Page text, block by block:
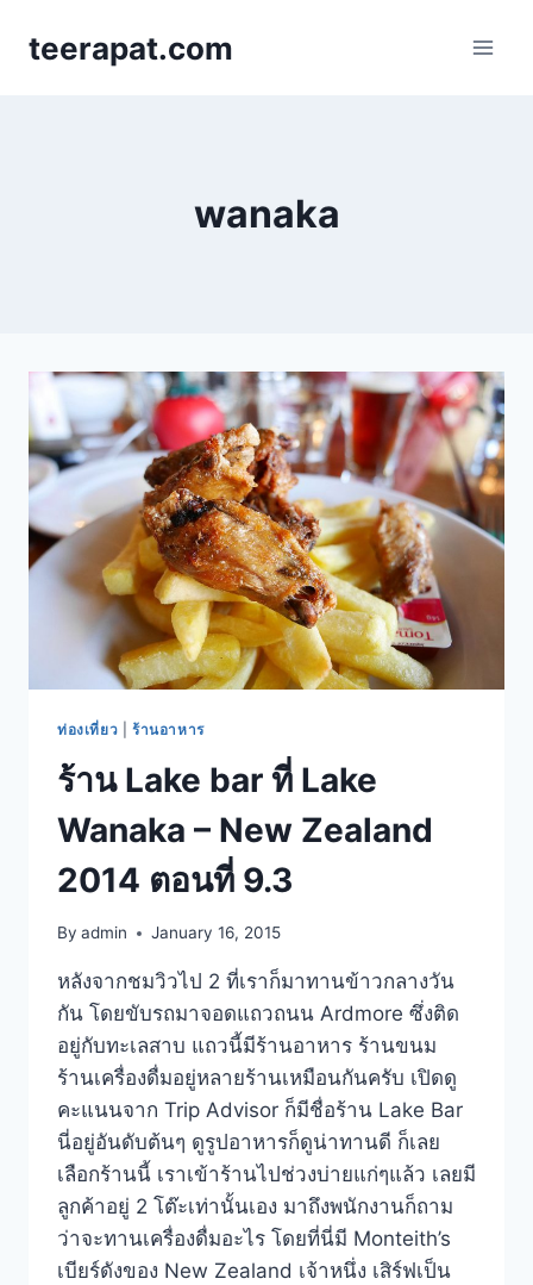
teerapat.com
wanaka
ท่องเที่ยว ร้านอาหาร
ร้าน Lake bar ที่ Lake
Wanaka – New Zealand
2014 ตอนที่ 9.3
By admin January 16, 2015
หลังจากชมวิวไป 2 ที่เราก็มาทานข้าวกลางวัน
กัน โดยขับรถมาจอดแถวถนน Ardmore ซึ่งติด
อยู่กับทะเลสาบ แถวนี้มีร้านอาหาร ร้านขนม
ร้านเครื่องดื่มอยู่หลายร้านเหมือนกันครับ เปิดดู
คะแนนจาก Trip Advisor ก็มีชื่อร้าน Lake Bar
นี่อยู่อันดับต้นๆ ดูรูปอาหารก็ดูน่าทานดี ก็เลย
เลือกร้านนี้ เราเข้าร้านไปช่วงบ่ายแก่ๆแล้ว เลยมี
ลูกค้าอยู่ 2 โต๊ะเท่านั้นเอง มาถึงพนักงานก็ถาม
ว่าจะทานเครื่องดื่มอะไร โดยที่นี่มี Monteith’s
เบียร์ดังของ New Zealand เจ้าหนึ่ง เสิร์ฟเป็น